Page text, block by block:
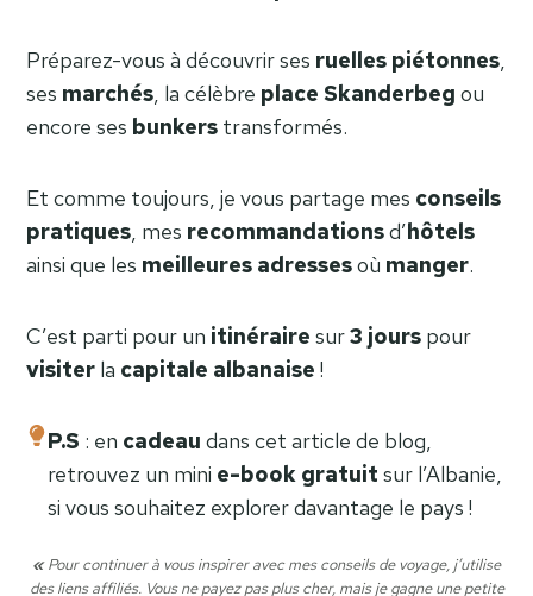
Préparez-vous à découvrir ses ruelles piétonnes,
ses marchés, la célèbre place Skanderbeg ou
encore ses bunkers transformés.
Et comme toujours, je vous partage mes conseils
pratiques, mes recommandationsd’hôtels
ainsi que les meilleures adressesoù manger.
C’est parti pour un itinéraire sur3 jours pour
visiter la capitale albanaise !
P.S : en cadeau dans cet article de blog,
retrouvez un mini e-book gratuit sur l’Albanie,
si vous souhaitez explorer davantage le pays !
«Pour continuer à vous inspirer avec mes conseils de voyage, j’utilise
des liens affiliés. Vous ne payez pas plus cher, mais je gagne une petite